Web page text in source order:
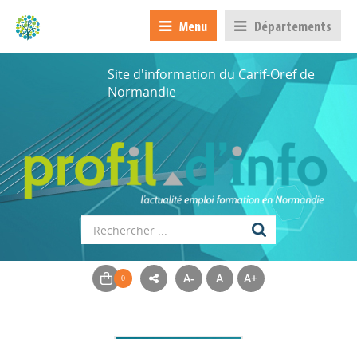
Menu Départements
Site d'information du Carif-Oref de
Normandie
A- A A+